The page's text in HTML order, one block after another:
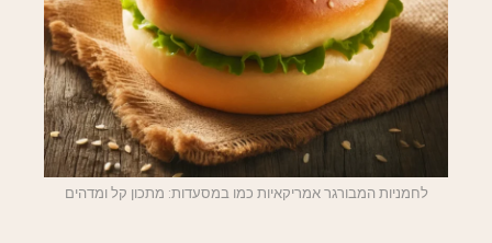
לחמניות המבורגר אמריקאיות כמו במסעדות: מתכון קל ומדהים